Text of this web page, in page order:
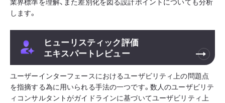
します。
ヒューリスティック評価
エキスパートレビュー
ユーザーインターフェースにおけるユーザビリティ上の問題点
を指摘する為に用いられる手法の一つです。数人のユーザビリテ
ィコンサルタントがガイドラインに基づいてユーザビリティ上